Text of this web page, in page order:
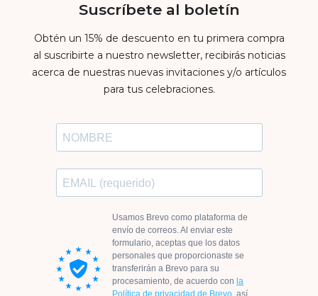
Suscríbete al boletín
Obtén un 15% de descuento en tu primera compra
al suscribirte a nuestro newsletter, recibirás noticias
acerca de nuestras nuevas invitaciones y/o artículos
para tus celebraciones.